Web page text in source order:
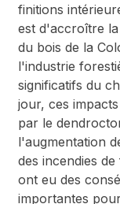
finitions
est d'accroître
du bois de la
l'industrie
significatifs du
jour, ces
par le
l'augmentation
des incendies
ont eu des
importantes